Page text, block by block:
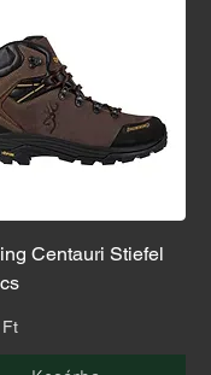
Centauri Stiefel